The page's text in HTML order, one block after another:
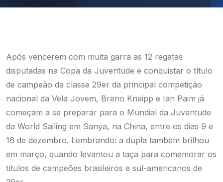
Após vencerem com muita garra as 12 regatas
disputadas na Copa da Juventude e conquistar o título
de campeão da classe 29er da principal competição
nacional da Vela Jovem, Breno Kneipp e Ian Paim já
começam a se preparar para o Mundial da Juventude
da World Sailing em Sanya, na China, entre os dias 9 e
16 de dezembro. Lembrando: a dupla também brilhou
em março, quando levantou a taça para comemorar os
títulos de campeões brasileiros e sul-americanos de